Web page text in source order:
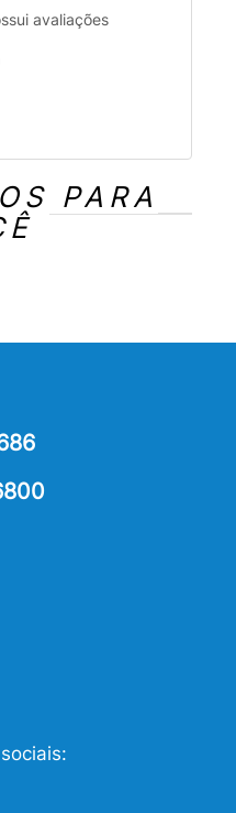
avaliações
PARA